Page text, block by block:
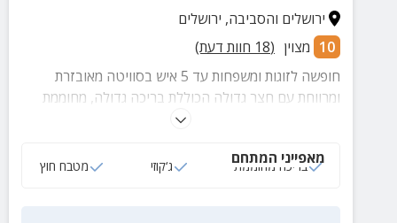
ירושלים והסביבה, ירושלים
10 מצוין (
18 חוות דעת)
חופשה לזוגות ומשפחות עד 5 איש בסוויטה מאובזרת
ומרווחת עם חצר גדולה הכוללת בריכה גדולה, מחוממת
ומפנקת, ג'קוזי ספא, מטבח חיצוני ועוד
מאפייני המתחם
בריכה מחוממת ג‘קוזי מטבח חוץ